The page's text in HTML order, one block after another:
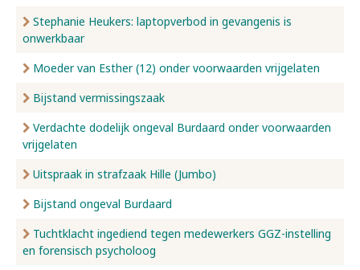
Stephanie Heukers: laptopverbod in gevangenis is
onwerkbaar
Moeder van Esther (12) onder voorwaarden vrijgelaten
Bijstand vermissingszaak
Verdachte dodelijk ongeval Burdaard onder voorwaarden
vrijgelaten
Uitspraak in strafzaak Hille (Jumbo)
Bijstand ongeval Burdaard
Tuchtklacht ingediend tegen medewerkers GGZ-instelling
en forensisch psycholoog